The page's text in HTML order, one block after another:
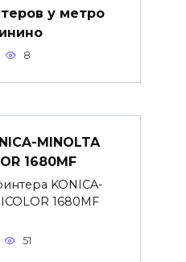
у метро
8
MINOLTA
1680MF
KONICA-
1680MF
51